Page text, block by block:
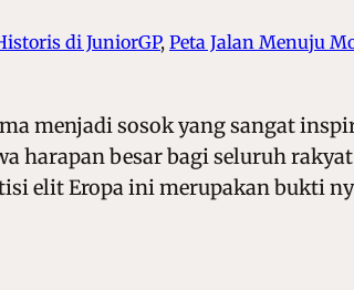
di JuniorGP, Peta Jalan Menuju
menjadi sosok yang sangat
harapan besar bagi seluruh
elit Eropa ini merupakan bukti